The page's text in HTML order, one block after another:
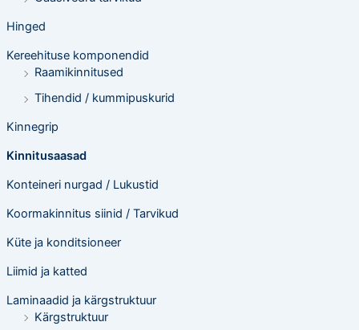
Hinged
Kereehituse komponendid
Raamikinnitused
Tihendid / kummipuskurid
Kinnegrip
Kinnitusaasad
Konteineri nurgad / Lukustid
Koormakinnitus siinid / Tarvikud
Küte ja konditsioneer
Liimid ja katted
Laminaadid ja kärgstruktuur
Kärgstruktuur